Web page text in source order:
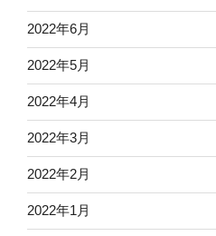
2022年6月
2022年5月
2022年4月
2022年3月
2022年2月
2022年1月